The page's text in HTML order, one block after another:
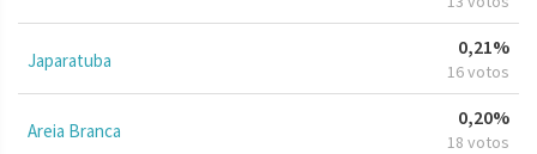
Japaratuba
0,21%
16 votos
Areia Branca
0,20%
18 votos